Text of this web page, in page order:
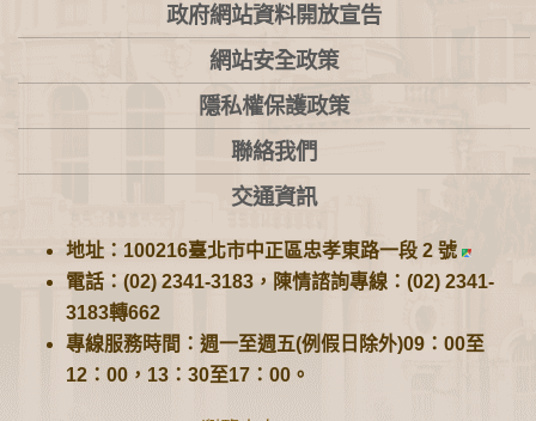
政府網站資料開放宣告
網站安全政策
隱私權保護政策
聯絡我們
交通資訊
地址：100216臺北市中正區忠孝東路一段 2 號
電話：(02) 2341-3183，陳情諮詢專線：(02) 2341-
3183轉662
專線服務時間：週一至週五(例假日除外)09：00至
12：00，13：30至17：00。